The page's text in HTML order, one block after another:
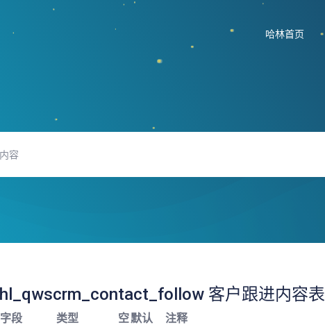
哈林首页
hl_qwscrm_contact_follow 客户跟进内容表
字段 类型 空默认
注释